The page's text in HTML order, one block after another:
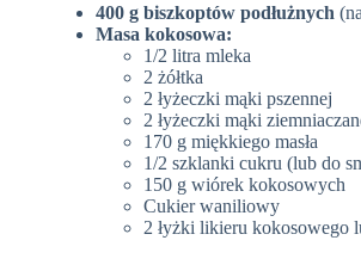
400 g biszkoptów podłużnych
Masa kokosowa:
1/2 litra mleka
2 żółtka
2 łyżeczki mąki pszennej
2 łyżeczki mąki
170 g miękkiego masła
1/2 szklanki cukru (lub do
150 g wiórek kokosowych
Cukier waniliowy
2 łyżki likieru kokosowego